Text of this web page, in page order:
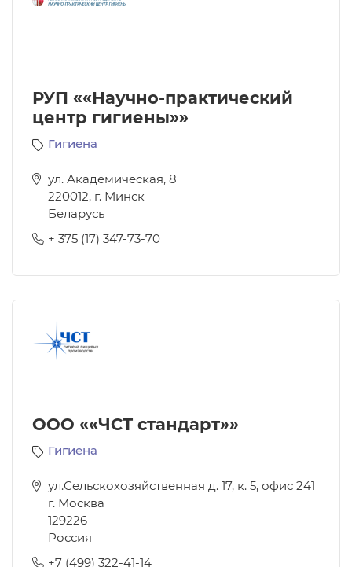
РУП ««Научно-практический
центр гигиены»»
Гигиена
ул. Академическая, 8
220012, г. Минск
Беларусь
+ 375 (17) 347-73-70
ООО ««ЧСТ стандарт»»
Гигиена
ул.Сельскохозяйственная д. 17, к. 5, офис 241
г. Москва
129226
Россия
+7 (499) 322-41-14